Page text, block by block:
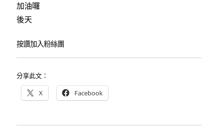
加油囉
後天
按讚加入粉絲團
分享此文：
X Facebook